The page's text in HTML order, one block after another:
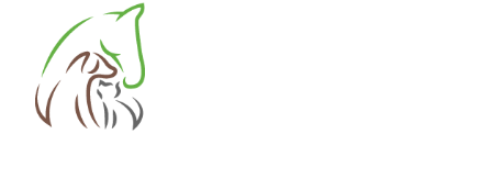
springen